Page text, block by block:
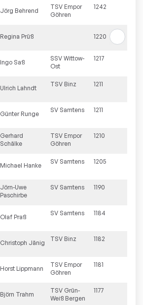
Jörg Behrend
TSV Empor
Göhren
1242
Regina Prüß 1220
Ingo Saß
SSV Wittow-
Ost
1217
Ulrich Lahndt
TSV Binz 1211
Günter Runge
SV Samtens 1211
Gerhard
Schälke
TSV Empor
Göhren
1210
Michael Hanke
SV Samtens 1205
Jörn-Uwe
Paschirbe
SV Samtens 1190
Olaf Praß
SV Samtens 1184
Christoph Jänig
TSV Binz 1182
Horst Lippmann
TSV Empor
Göhren
1181
Björn Trahm
TSV Grün-
Weiß Bergen
1177